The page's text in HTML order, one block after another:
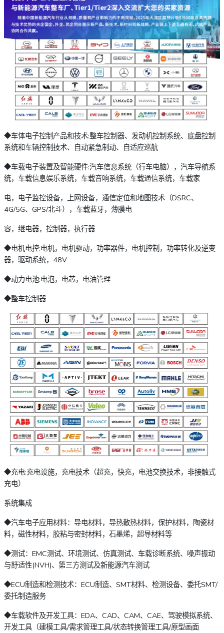
◆车体电子控制产品和技术:整车控制器、发动机控制系统、底盘控制
系统和车辆控制技术、自动紧急制动、自适应巡航
◆车载电子装置及智能硬件:汽车信息系统（行车电脑），汽车导航系
统，车载信息娱乐系统，车载音响系统，车载通信系统，车载家
电，电子监控设备，上网设备，通信定位和地图技术（DSRC、
4G/5G、GPS/北斗），车载蓝牙，薄膜电
容，继电器，控制器，执行器
◆电机电控:电机，电机驱动，功率器件，电机控制，功率转化及逆变
器，驱动系统，48V
◆动力电池:电泡，电芯，电油管理
◆整车控制器
◆充电:充电设施，充电技术（超充，快充，电池交换技术，非接触式
充电）
系统集成
◆汽车电子应用材料：导电材料，导热散热材料，保护材料，陶瓷材
料，磁性材料，胶粘与密封材料，石墨烯，超导材料等
◆测试：EMC测试、环境测试、仿真测试、车载诊断系统、噪声振动
与舒适性(NVH)、第三方测试及新能源汽车测试
◆ECU制造和检测技术：ECU制造、SMT材料、检测设备、委托SMT/
委托制造服务
◆车载软件及开发工具：EDA、CAD、CAM、CAE、驾驶模拟系统、
开发工具（建模工具/需求管理工具/状态转换管理工具/原型画面